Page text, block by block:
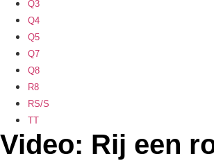
Q3
Q4
Q5
Q7
Q8
R8
RS/S
TT
Video: Rij een